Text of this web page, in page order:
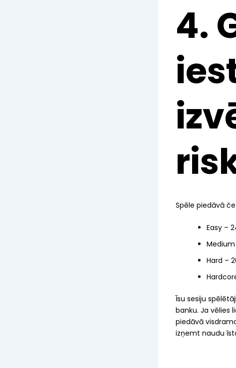
4.
Spēle piedāvā
Easy –
Medium
Hard –
Īsu sesiju
banku. Ja vēlies
piedāvā
izņemt naudu